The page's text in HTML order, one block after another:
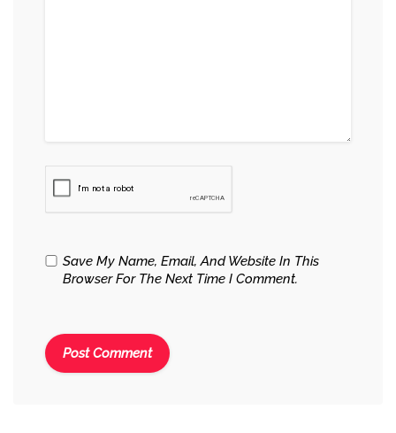
Save My Name, Email, And Website In This
Browser For The Next Time I Comment.